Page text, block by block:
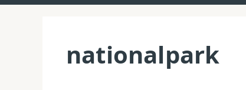
nationalpark